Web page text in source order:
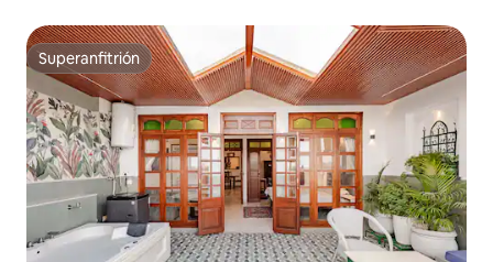
Superanfitrión
Superanfitrión